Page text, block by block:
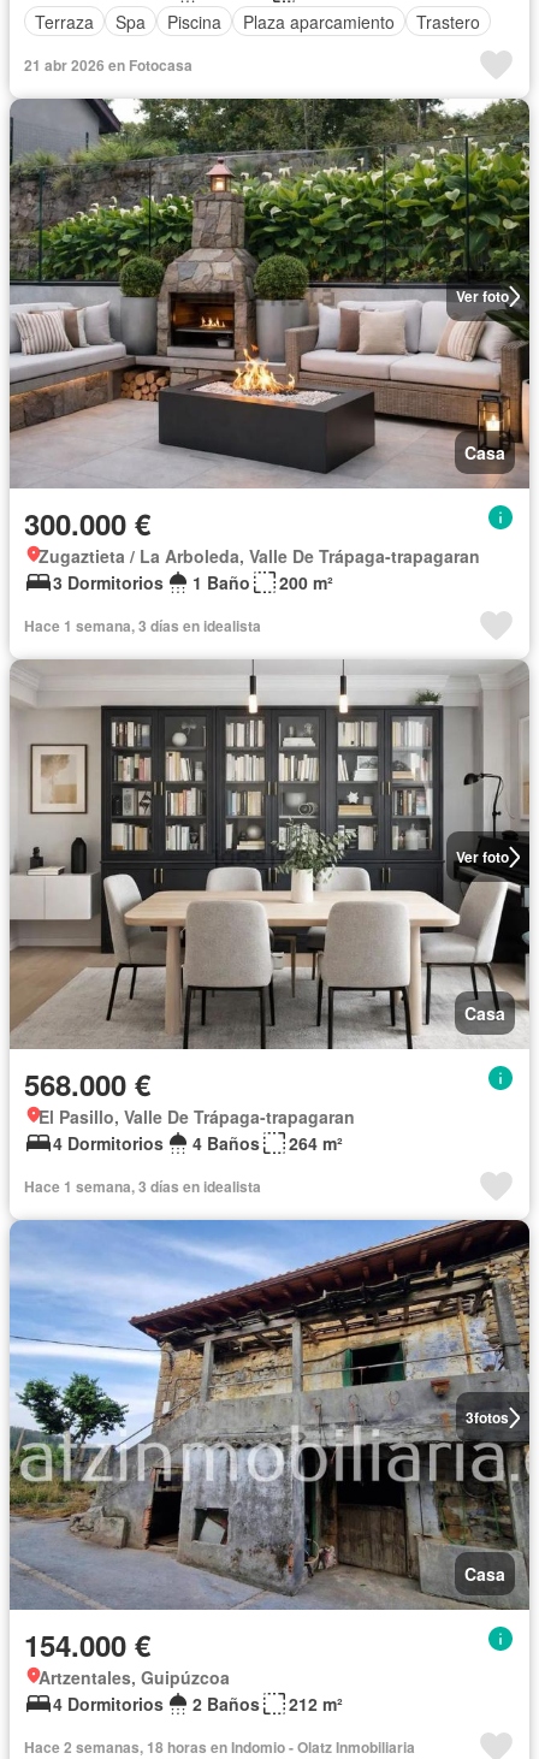
Terraza
Spa Piscina Plaza aparcamiento Trastero
21 abr 2026 en Fotocasa
Ver foto
Casa
300.000 €
Zugaztieta / La Arboleda, Valle De Trápaga-trapagaran
3 Dormitorios
1 Baño 200 m²
Hace 1 semana, 3 días en idealista
Ver foto
Casa
568.000 €
El Pasillo, Valle De Trápaga-trapagaran
4 Dormitorios
4 Baños 264 m²
Hace 1 semana, 3 días en idealista
3fotos
Casa
154.000 €
Artzentales, Guipúzcoa
4 Dormitorios
2 Baños 212 m²
Hace 2 semanas, 18 horas en Indomio - Olatz Inmobiliaria